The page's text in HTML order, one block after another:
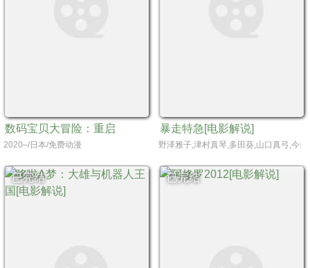
数码宝贝大冒险：重启
2020–/日本/免费动漫
暴走特急[电影解说]
野泽雅子,津村真琴,多田葵,山口真弓,今
已完结 已完结